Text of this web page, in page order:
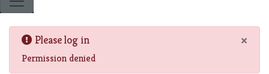
×
Please log in
Permission denied